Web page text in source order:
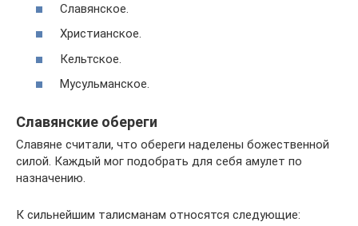
Славянское.
Христианское.
Кельтское.
Мусульманское.
Славянские обереги
Славяне считали, что обереги наделены божественной
силой. Каждый мог подобрать для себя амулет по
назначению.
К сильнейшим талисманам относятся следующие: